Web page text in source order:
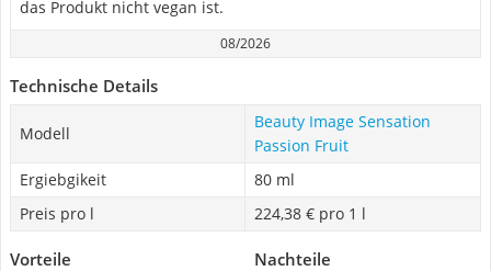
das Produkt nicht vegan ist.
08/2026
Technische Details
Modell
Beauty Image Sensation
Passion Fruit
Ergiebgikeit
80 ml
Preis pro l
224,38 € pro 1 l
Vorteile Nachteile